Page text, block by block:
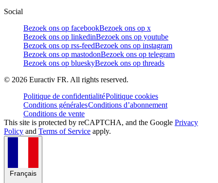
Social
Bezoek ons op facebookBezoek ons op x
Bezoek ons op linkedinBezoek ons op youtube
Bezoek ons op rss-feedBezoek ons op instagram
Bezoek ons op mastodonBezoek ons op telegram
Bezoek ons op blueskyBezoek ons op threads
© 2026 Euractiv FR. All rights reserved.
Politique de confidentialitéPolitique cookies
Conditions généralesConditions d’abonnement
Conditions de vente
This site is protected by reCAPTCHA, and the Google Privacy
Policy and Terms of Service apply.
Français